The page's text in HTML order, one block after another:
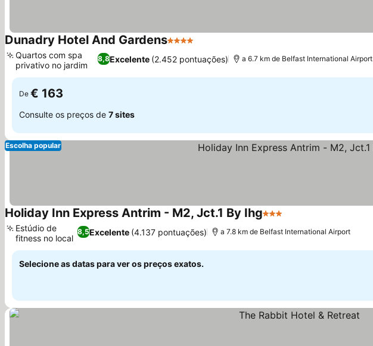
Dunadry Hotel And Gardens4 Estrelas
8,8Excelente (2.452 pontuações)
Quartos com spa
privativo no jardim
a 6.7 km de Belfast International Airport
De € 163
Consulte os preços de 7 sites
Escolha popular
Holiday Inn Express Antrim - M2, Jct.1 By Ihg3 Estrelas
8,5Excelente (4.137 pontuações)
Estúdio de
fitness no local
a 7.8 km de Belfast International Airport
Selecione as datas para ver os preços exatos.